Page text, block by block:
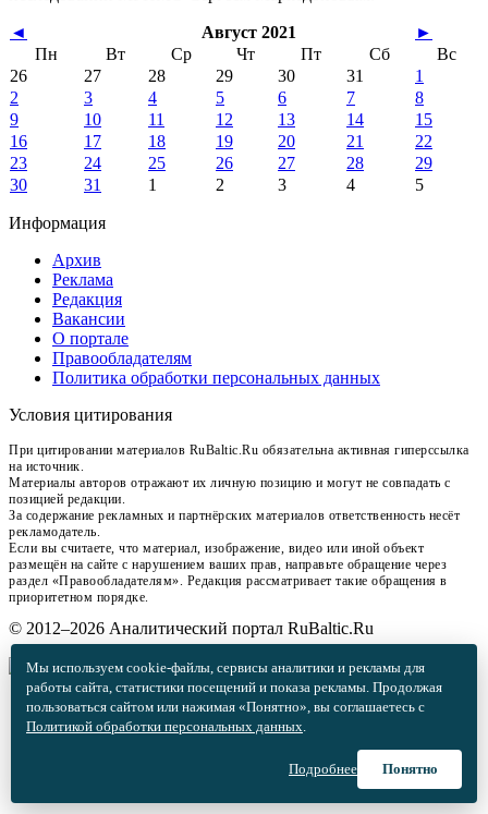
◄ Август 2021
►
Пн
Вт Ср Чт Пт Сб
Вс
26
27 28 29 30 31
1
2
3 4 5 6 7
8
9
10 11 12 13 14
15
16
17 18 19 20 21
22
23
24 25 26 27 28
29
30
31 1 2 3 4 5
Информация
Архив
Реклама
Редакция
Вакансии
О портале
Правообладателям
Политика обработки персональных данных
Условия цитирования
При цитировании материалов RuBaltic.Ru обязательна активная гиперссылка
на источник.
Материалы авторов отражают их личную позицию и могут не совпадать с
позицией редакции.
За содержание рекламных и партнёрских материалов ответственность несёт
рекламодатель.
Если вы считаете, что материал, изображение, видео или иной объект
размещён на сайте с нарушением ваших прав, направьте обращение через
раздел «Правообладателям». Редакция рассматривает такие обращения в
приоритетном порядке.
© 2012–2026 Аналитический портал RuBaltic.Ru
Мы используем cookie-файлы, сервисы аналитики и рекламы для
работы сайта, статистики посещений и показа рекламы. Продолжая
пользоваться сайтом или нажимая «Понятно», вы соглашаетесь с
Политикой обработки персональных данных.
Подробнее Понятно